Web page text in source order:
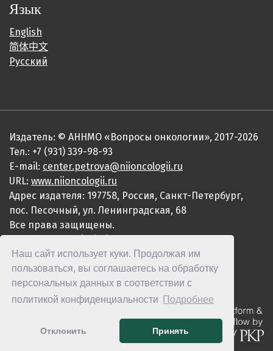
Наш сайт использует куки. Продолжая им
пользоваться, вы соглашаетесь на обработку
персональных данных в соответствии с
политикой конфиденциальности
Подробнее
Отклонить Принять
Язык
English
简体中文
Русский
Издатель: © АННМО «Вопросы онкологии», 2017-2026
Тел.: +7 (931) 339-98-93
E-mail: center.petrova@niioncologii.ru
URL: www.niioncologii.ru
Адрес издателя: 197758, Россия, Санкт-Петербург,
пос. Песочный, ул. Ленинградская, 68
Все права защищены.
ISSN 2949-4915 (Online)